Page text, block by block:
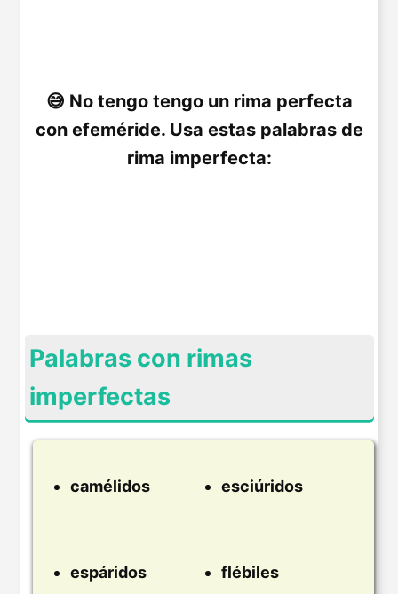
No tengo tengo un rima perfecta
con efeméride. Usa estas palabras de
rima imperfecta:
Palabras con rimas
imperfectas
camélidos esciúridos
espáridos flébiles